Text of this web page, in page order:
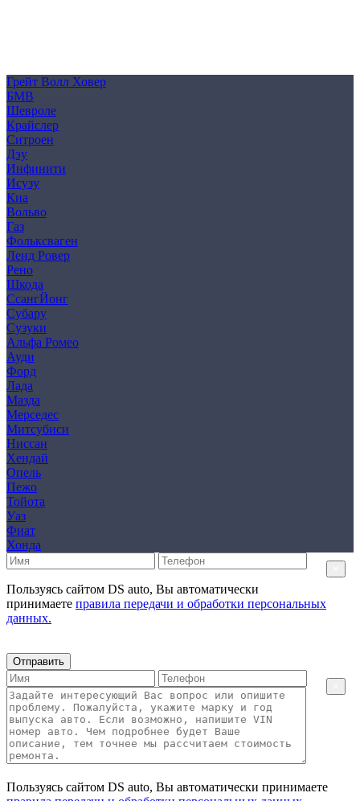
Грейт Волл Ховер
БМВ
Шевроле
Крайслер
Ситроен
Дэу
Инфинити
Исузу
Киа
Вольво
Газ
Фольксваген
Ленд Ровер
Рено
Шкода
СсангЙонг
Субару
Сузуки
Альфа Ромео
Ауди
Форд
Лада
Мазда
Мерседес
Митсубиси
Ниссан
Хендай
Опель
Пежо
Тойота
Уаз
Фиат
Хонда
Пользуясь сайтом DS auto, Вы автоматически
принимаете правила передачи и обработки персональных
данных.
Отправить
Пользуясь сайтом DS auto, Вы автоматически принимаете